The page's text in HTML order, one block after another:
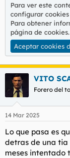
Para ver este
configurar
Para obtener
página de cookies.
Aceptar cookies
VITO
Forero del
14 Mar 2025
Lo que pasa es
detras de una tia
meses intentado